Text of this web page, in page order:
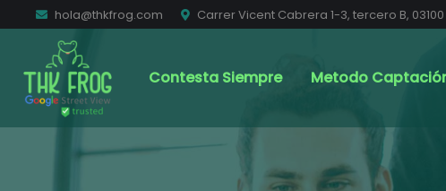
hola@thkfrog.com Carrer Vicent Cabrera 1-3, tercero B,
Contesta Siempre Metodo